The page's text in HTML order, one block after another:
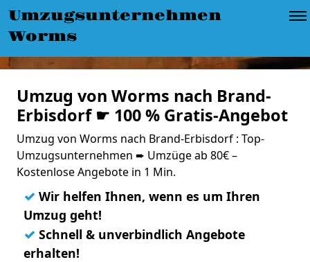
Umzugsunternehmen
Worms
Umzug von Worms nach Brand-
Erbisdorf ☛ 100 % Gratis-Angebot
Umzug von Worms nach Brand-Erbisdorf : Top-
Umzugsunternehmen ➨ Umzüge ab 80€ –
Kostenlose Angebote in 1 Min.
✓ Wir helfen Ihnen, wenn es um Ihren
Umzug geht!
✓ Schnell & unverbindlich Angebote
erhalten!